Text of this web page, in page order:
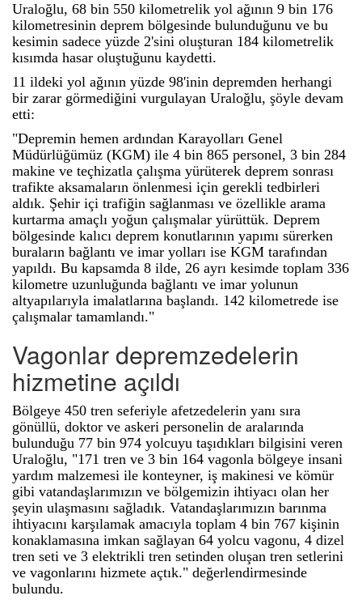
Uraloğlu, 68 bin 550 kilometrelik yol ağının 9 bin 176
kilometresinin deprem bölgesinde bulunduğunu ve bu
kesimin sadece yüzde 2'sini oluşturan 184 kilometrelik
kısımda hasar oluştuğunu kaydetti.
11 ildeki yol ağının yüzde 98'inin depremden herhangi
bir zarar görmediğini vurgulayan Uraloğlu, şöyle devam
etti:
"Depremin hemen ardından Karayolları Genel
Müdürlüğümüz (KGM) ile 4 bin 865 personel, 3 bin 284
makine ve teçhizatla çalışma yürüterek deprem sonrası
trafikte aksamaların önlenmesi için gerekli tedbirleri
aldık. Şehir içi trafiğin sağlanması ve özellikle arama
kurtarma amaçlı yoğun çalışmalar yürüttük. Deprem
bölgesinde kalıcı deprem konutlarının yapımı sürerken
buraların bağlantı ve imar yolları ise KGM tarafından
yapıldı. Bu kapsamda 8 ilde, 26 ayrı kesimde toplam 336
kilometre uzunluğunda bağlantı ve imar yolunun
altyapılarıyla imalatlarına başlandı. 142 kilometrede ise
çalışmalar tamamlandı."
Vagonlar depremzedelerin
hizmetine açıldı
Bölgeye 450 tren seferiyle afetzedelerin yanı sıra
gönüllü, doktor ve askeri personelin de aralarında
bulunduğu 77 bin 974 yolcuyu taşıdıkları bilgisini veren
Uraloğlu, "171 tren ve 3 bin 164 vagonla bölgeye insani
yardım malzemesi ile konteyner, iş makinesi ve kömür
gibi vatandaşlarımızın ve bölgemizin ihtiyacı olan her
şeyin ulaşmasını sağladık. Vatandaşlarımızın barınma
ihtiyacını karşılamak amacıyla toplam 4 bin 767 kişinin
konaklamasına imkan sağlayan 64 yolcu vagonu, 4 dizel
tren seti ve 3 elektrikli tren setinden oluşan tren setlerini
ve vagonlarını hizmete açtık." değerlendirmesinde
bulundu.